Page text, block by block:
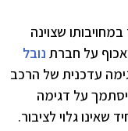
שצוינה
על חברת נובל
עדכנית של הרכב
על דגימה